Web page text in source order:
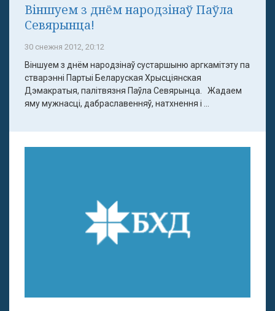
Віншуем з днём народзінаў Паўла
Севярынца!
30 снежня 2012, 20:12
Віншуем з днём народзінаў сустаршыню аргкамітэту па
стварэнні Партыі Беларуская Хрысціянская
Дэмакратыя, палітвязня Паўла Севярынца. Жадаем
яму мужнасці, дабраславенняў, натхнення і ...